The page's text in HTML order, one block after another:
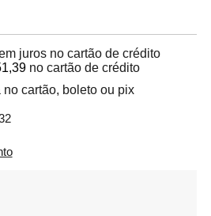
juros no cartão de crédito
no cartão de crédito
no cartão, boleto ou pix